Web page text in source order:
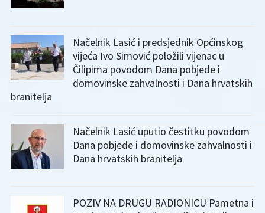
Načelnik Lasić i predsjednik Općinskog
vijeća Ivo Simović položili vijenac u
Čilipima povodom Dana pobjede i
domovinske zahvalnosti i Dana hrvatskih
branitelja
Načelnik Lasić uputio čestitku povodom
Dana pobjede i domovinske zahvalnosti i
Dana hrvatskih branitelja
POZIV NA DRUGU RADIONICU Pametna i